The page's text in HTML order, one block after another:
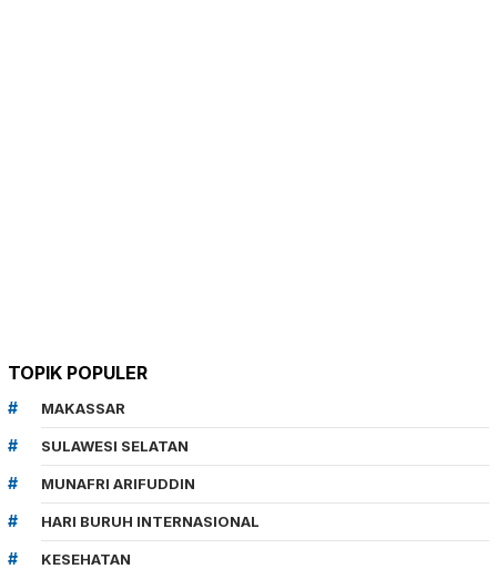
TOPIK POPULER
MAKASSAR
SULAWESI SELATAN
MUNAFRI ARIFUDDIN
HARI BURUH INTERNASIONAL
KESEHATAN